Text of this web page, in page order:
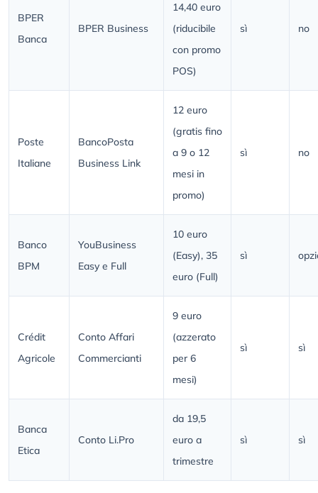
BPER
Banca
BPER Business
14,40 euro
(riducibile
con promo
POS)
sì no
Poste
Italiane
BancoPosta
Business Link
12 euro
(gratis fino
a 9 o 12
mesi in
promo)
sì no
Banco
BPM
YouBusiness
Easy e Full
10 euro
(Easy), 35
euro (Full)
sì
Crédit
Agricole
Conto Affari
Commercianti
9 euro
(azzerato
per 6
mesi)
sì sì
Banca
Etica
Conto Li.Pro
da 19,5
euro a
trimestre
sì sì